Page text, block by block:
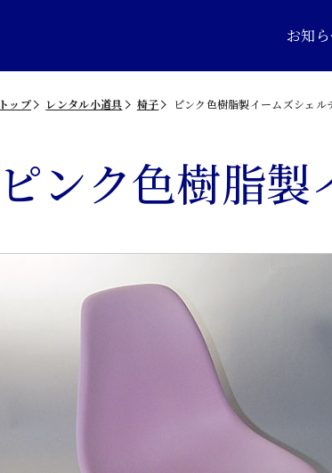
お知
トップ レンタル小道具 椅子 ピンク色樹脂製イームズシェル
ピンク色樹脂